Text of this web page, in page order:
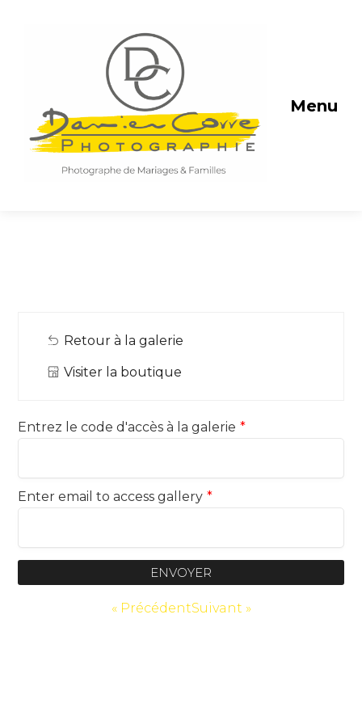
Menu
Retour à la galerie
Visiter la boutique
Entrez le code d'accès à la galerie *
Enter email to access gallery *
ENVOYER
« PrécédentSuivant »